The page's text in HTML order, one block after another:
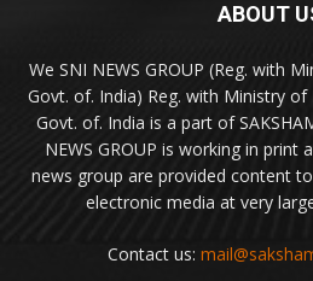
ABOUT
We SNI NEWS GROUP (Reg. with
Govt. of. India) Reg. with Ministry
Govt. of. India is a part of
NEWS GROUP is working in print
news group are provided content
electronic media at very
Contact us: